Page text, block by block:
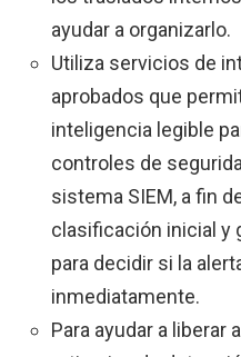
ayudar a organizarlo.
Utiliza servicios de
aprobados que
inteligencia legible
controles de
sistema SIEM, a fin
clasificación inicial y
para decidir si la
inmediatamente.
Para ayudar a liberar